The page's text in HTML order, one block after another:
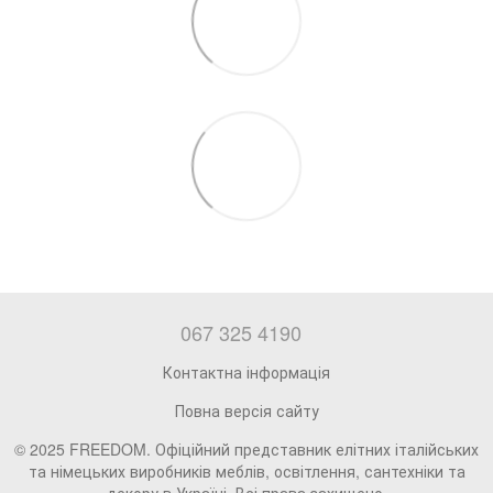
067 325 4190
Контактна інформація
Повна версія сайту
© 2025 FREEDOM. Офіційний представник елітних італійських
та німецьких виробників меблів, освітлення, сантехніки та